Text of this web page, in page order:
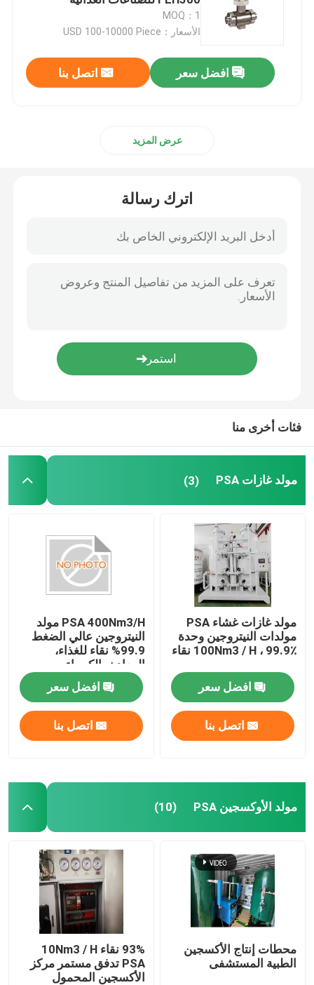
مولد النيتروجين بسا
مضخم الهواء
نظام معايرة تدفق السائل
ذراع الروبوت الآلي
والمشروبات والصيدلانية والبيوتيكنية
MOQ：1
الأسعار：USD 100-10000 Piece
افضل سعر اتصل بنا
عرض المزيد
اترك رسالة
فئات أخرى منا
مولد غازات PSA (3)
مولد غازات غشاء PSA
مولدات النيتروجين وحدة
100Nm3 / H ، 99.9٪ نقاء
افضل سعر
اتصل بنا
PSA 400Nm3/H مولد
النيتروجين عالي الضغط
99.9% نقاء للغذاء،
المعادن، الكيمياء
افضل سعر
اتصل بنا
مولد الأوكسجين PSA (10)
محطات إنتاج الأكسجين
الطبية المستشفى
93% نقاء 10Nm3 / H
PSA تدفق مستمر مركز
الأكسجين المحمول